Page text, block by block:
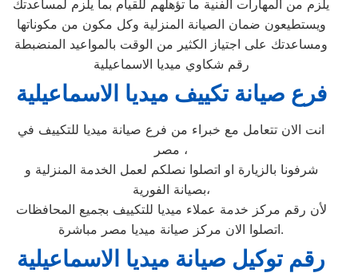
يلزم من المهارات الفنية ما تؤهلهم للقيام بما يلزم لمساعدتك
ويستطيعون ضمان الصيانة المنزلية وكل مكون من مكوناتها
ومساعدتك على اجتياز الكثير من الوقت بالمواعيد المنضبطة
رقم شكاوي ميديا الاسماعيلية
فرع صيانة تكييف ميديا الاسماعيلية
انت الان تتعامل مع خبراء من فرع صيانة ميديا للتكييف في
مصر ،
شرفونا بالزيارة او اتصلوا نصلكم لعمل الخدمة المنزلية و
بصيانة الفورية،
لأن رقم مركز خدمة عملاء ميديا للتكييف بجميع المحافظات
اتصلوا الان مركز صيانة ميديا مصر مباشرة.
رقم توكيل صيانة ميديا الاسماعيلية